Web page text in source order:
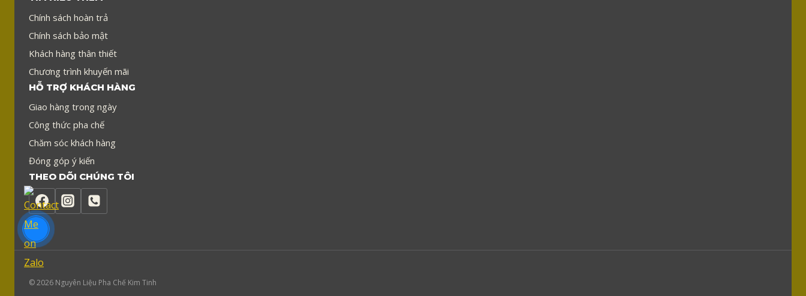
Chính sách hoàn trả
Chính sách bảo mật
Khách hàng thân thiết
Chương trình khuyến mãi
HỖ TRỢ KHÁCH HÀNG
Giao hàng trong ngày
Công thức pha chế
Chăm sóc khách hàng
Đóng góp ý kiến
THEO DÕI CHÚNG TÔI
© 2026 Nguyên Liệu Pha Chế Kim Tinh